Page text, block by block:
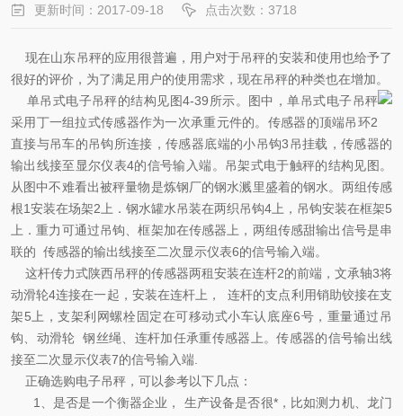
更新时间：2017-09-18 点击次数：3718
现在山东吊秤的应用很普遍，用户对于吊秤的安装和使用也给予了
很好的评价，为了满足用户的使用需求，现在吊秤的种类也在增加。
单吊式电子吊秤的结构见图4-39所示。图中，单吊式电子吊秤
采用丁一组拉式传感器作为一次承重元件的。传感器的顶端吊环2
直接与吊车的吊钩所连接，传感器底端的小吊钩3吊挂载，传感器的
输出线接至显尔仪表4的信号输入端。吊架式电于触秤的结构见图。
从图中不难看出被秤量物是炼钢厂的钢水溅里盛着的钢水。两组传感
根1安装在场架2上．钢水罐水吊装在两织吊钩4上，吊钩安装在框架5
上．重力可通过吊钩、框架加在传感器上，两组传感甜输出信号是串
联的 传感器的输出线接至二次显示仪表6的信号输入端。
这杆传力式陕西吊秤的传感器两租安装在连杆2的前端，文承轴3将
动滑轮4连接在一起，安装在连杆上， 连杆的支点利用销助铰接在支
架5上，支架利网螺栓固定在可移动式小车认底座6号，重量通过吊
钩、动滑轮 钢丝绳、连杆加任承重传感器上。传感器的信号输出线
接至二次显示仪表7的信号输入端.
正确选购电子吊秤，可以参考以下几点：
1、是否是一个衡器企业， 生产设备是否很*，比如测力机、龙门